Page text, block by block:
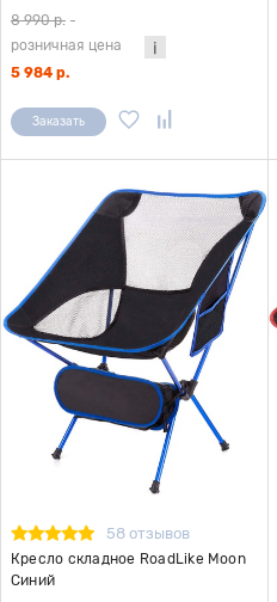
8 990 р. -
розничная цена
5 984 р.
Заказать
58 отзывов
Кресло складное RoadLike Moon
Синий